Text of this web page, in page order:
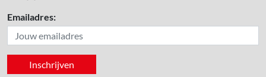
Emailadres: